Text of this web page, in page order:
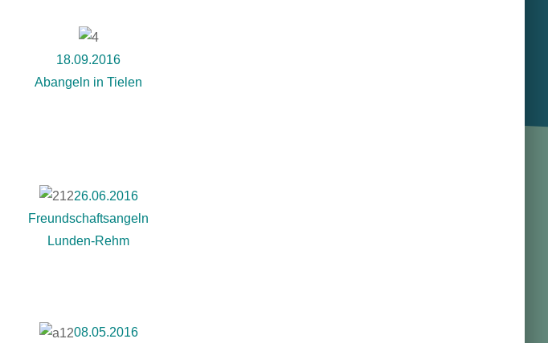
18.09.2016
Abangeln in Tielen
26.06.2016
Freundschaftsangeln
Lunden-Rehm
08.05.2016